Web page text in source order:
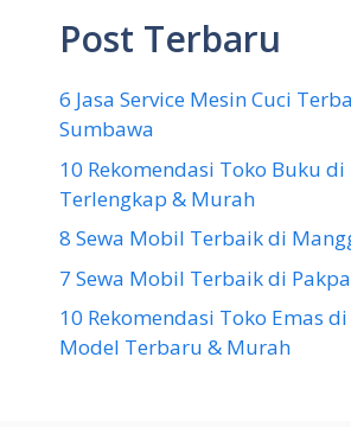
Post Terbaru
6 Jasa Service Mesin Cuci
Sumbawa
10 Rekomendasi Toko Buku
Terlengkap & Murah
8 Sewa Mobil Terbaik di
7 Sewa Mobil Terbaik di
10 Rekomendasi Toko Emas
Model Terbaru & Murah